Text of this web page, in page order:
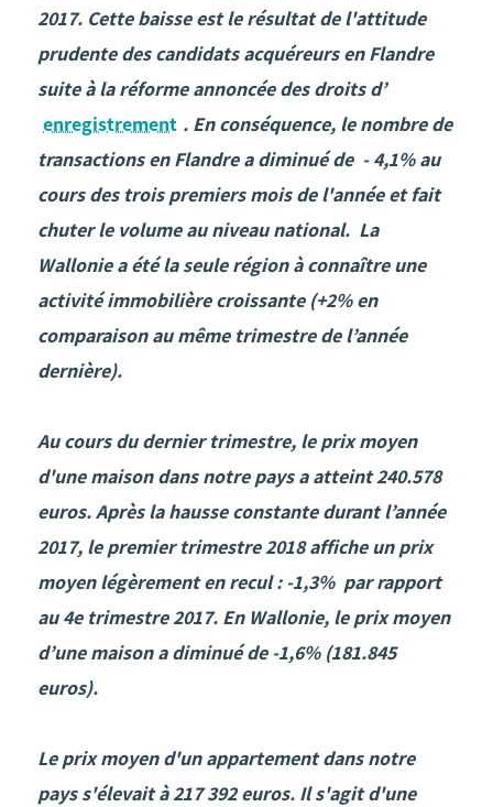
2017. Cette baisse est le résultat de l'attitude
prudente des candidats acquéreurs en Flandre
suite à la réforme annoncée des droits d’
enregistrement . En conséquence, le nombre de
transactions en Flandre a diminué de - 4,1% au
cours des trois premiers mois de l'année et fait
chuter le volume au niveau national. La
Wallonie a été la seule région à connaître une
activité immobilière croissante (+2% en
comparaison au même trimestre de l’année
dernière).
Au cours du dernier trimestre, le prix moyen
d'une maison dans notre pays a atteint 240.578
euros. Après la hausse constante durant l’année
2017, le premier trimestre 2018 affiche un prix
moyen légèrement en recul : -1,3% par rapport
au 4e trimestre 2017. En Wallonie, le prix moyen
d’une maison a diminué de -1,6% (181.845
euros).
Le prix moyen d'un appartement dans notre
pays s'élevait à 217 392 euros. Il s'agit d'une